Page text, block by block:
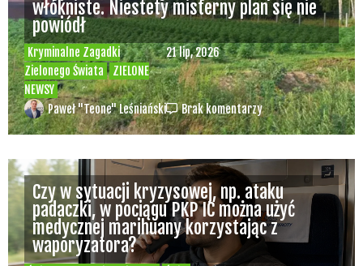
Kryminalne Zagadki
Zielonego Świata
ZIELONE
NEWSY
21 lip, 2026
włókniste. Niestety misterny plan się nie
powiódł
Paweł "Teone" Leśniański Brak komentarzy
Czy w sytuacji kryzysowej, np. ataku
padaczki, w pociągu PKP IC można użyć
medycznej marihuany korzystając z
waporyzatora?